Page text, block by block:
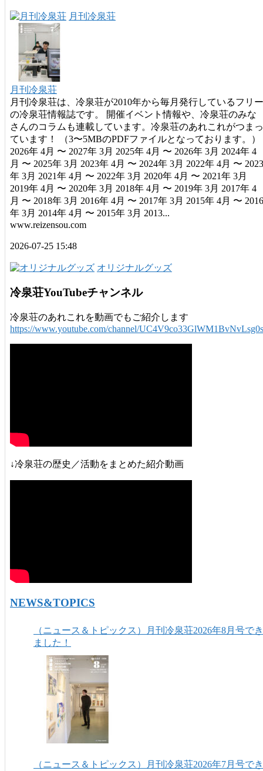
月刊冷泉荘
月刊冷泉荘
月刊冷泉荘は、冷泉荘が2010年から毎月発行しているフリー
の冷泉荘情報誌です。 開催イベント情報や、冷泉荘のみな
さんのコラムも連載しています。冷泉荘のあれこれがつまっ
ています！ （3〜5MBのPDFファイルとなっております。）
2026年 4月 〜 2027年 3月 2025年 4月 〜 2026年 3月 2024年 4
月 〜 2025年 3月 2023年 4月 〜 2024年 3月 2022年 4月 〜 2023
年 3月 2021年 4月 〜 2022年 3月 2020年 4月 〜 2021年 3月
2019年 4月 〜 2020年 3月 2018年 4月 〜 2019年 3月 2017年 4
月 〜 2018年 3月 2016年 4月 〜 2017年 3月 2015年 4月 〜 2016
年 3月 2014年 4月 〜 2015年 3月 2013...
www.reizensou.com
2026-07-25 15:48
オリジナルグッズ
冷泉荘YouTubeチャンネル
冷泉荘のあれこれを動画でもご紹介します
https://www.youtube.com/channel/
↓冷泉荘の歴史／活動をまとめた紹介動画
NEWS&TOPICS
（ニュース＆トピックス）月刊冷泉荘2026年8月号でき
ました！
（ニュース＆トピックス）月刊冷泉荘2026年7月号でき